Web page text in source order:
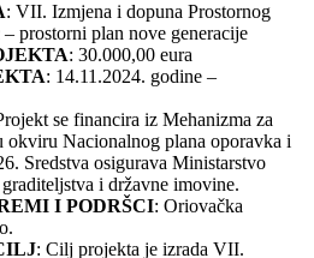
: VII. Izmjena i dopuna Prostornog
prostorni plan nove generacije
: 30.000,00 eura
: 14.11.2024. godine –
se financira iz Mehanizma za
okviru Nacionalnog plana oporavka i
Sredstva osigurava Ministarstvo
i državne imovine.
I PODRŠCI: Oriovačka
: Cilj projekta je izrada VII.